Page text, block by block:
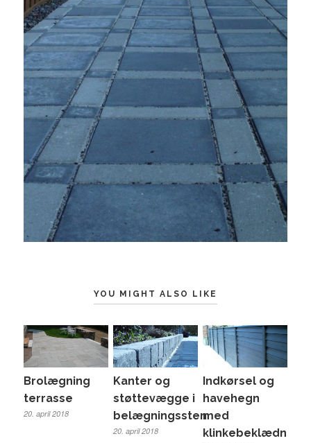
YOU MIGHT ALSO LIKE
Brolægning
terrasse
20. april 2018
Kanter og
støttevægge i
belægningssten
20. april 2018
Indkørsel og
havehegn
med
klinkebeklædning